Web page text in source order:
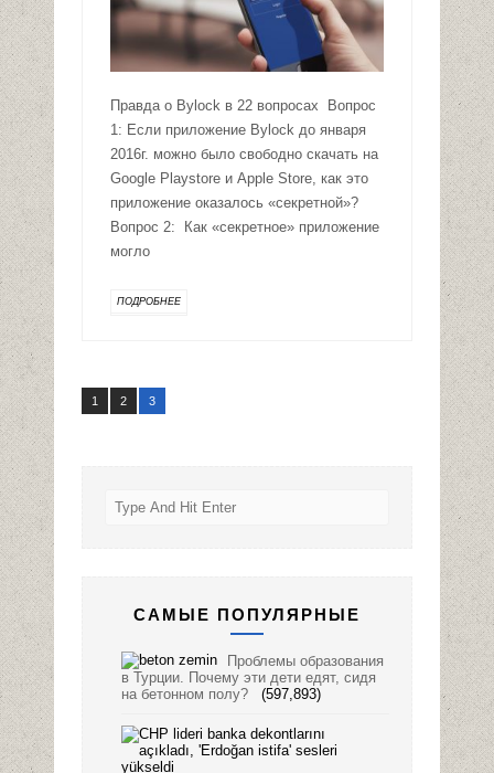
Правда о Bylock в 22 вопросах Вопрос
1: Если приложение Bylock до января
2016г. можно было свободно скачать на
Google Playstore и Apple Store, как это
приложение оказалось «секретной»?
Вопрос 2: Как «секретное» приложение
могло
ПОДРОБНЕЕ
1 2 3
САМЫЕ ПОПУЛЯРНЫЕ
Проблемы образования
в Турции. Почему эти дети едят, сидя
на бетонном полу?
(597,893)